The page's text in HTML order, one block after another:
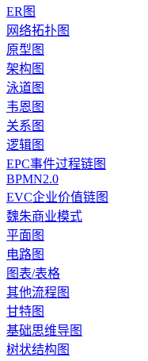
ER图
网络拓扑图
原型图
架构图
泳道图
韦恩图
关系图
逻辑图
EPC事件过程链图
BPMN2.0
EVC企业价值链图
魏朱商业模式
平面图
电路图
图表/表格
其他流程图
甘特图
基础思维导图
树状结构图